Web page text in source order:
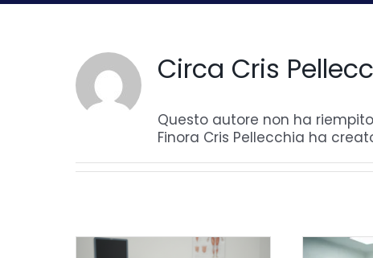
Circa Cris
Questo autore non ha
Finora Cris Pellecchia ha